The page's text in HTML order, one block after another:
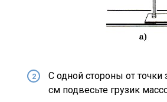
С одной стороны от точки
см подвесьте грузик